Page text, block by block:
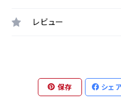
レビュー
保存 シェ